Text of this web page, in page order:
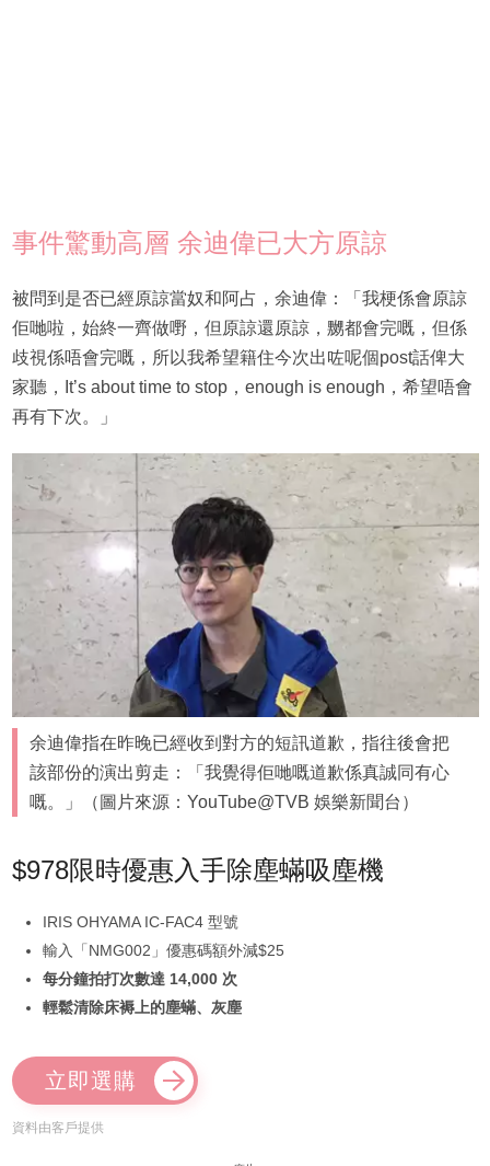
事件驚動高層 余迪偉已大方原諒
被問到是否已經原諒當奴和阿占，余迪偉：「我梗係會原諒
佢哋啦，始終一齊做嘢，但原諒還原諒，嬲都會完嘅，但係
歧視係唔會完嘅，所以我希望籍住今次出咗呢個post話俾大
家聽，It’s about time to stop，enough is enough，希望唔會
再有下次。」
余迪偉指在昨晚已經收到對方的短訊道歉，指往後會把
該部份的演出剪走：「我覺得佢哋嘅道歉係真誠同有心
嘅。」（圖片來源：YouTube@TVB 娛樂新聞台）
$978限時優惠入手除塵蟎吸塵機
IRIS OHYAMA IC-FAC4 型號
輸入「NMG002」優惠碼額外減$25
每分鐘拍打次數達 14,000 次
輕鬆清除床褥上的塵蟎、灰塵
立即選購
資料由客戶提供